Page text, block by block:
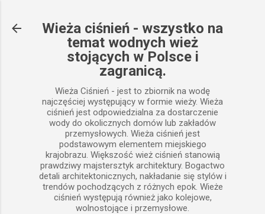
Wieża ciśnień - wszystko na
temat wodnych wież
stojących w Polsce i
zagranicą.
Wieża Ciśnień - jest to zbiornik na wodę
najczęściej występujący w formie wieży. Wieża
ciśnień jest odpowiedzialna za dostarczenie
wody do okolicznych domów lub zakładów
przemysłowych. Wieża ciśnień jest
podstawowym elementem miejskiego
krajobrazu. Większość wież ciśnień stanowią
prawdziwy majstersztyk architektury. Bogactwo
detali architektonicznych, nakładanie się stylów i
trendów pochodzących z różnych epok. Wieże
ciśnień występują również jako kolejowe,
wolnostojące i przemysłowe.